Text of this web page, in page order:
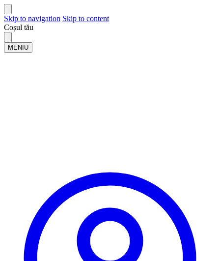
Skip to navigation Skip to content
Coșul tău
MENIU